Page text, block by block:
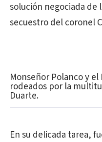
solución negociada de
secuestro del coronel
Monseñor Polanco y el
rodeados por la
Duarte.
En su delicada tarea,